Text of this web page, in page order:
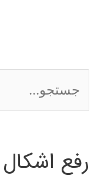
س
ج
رفع